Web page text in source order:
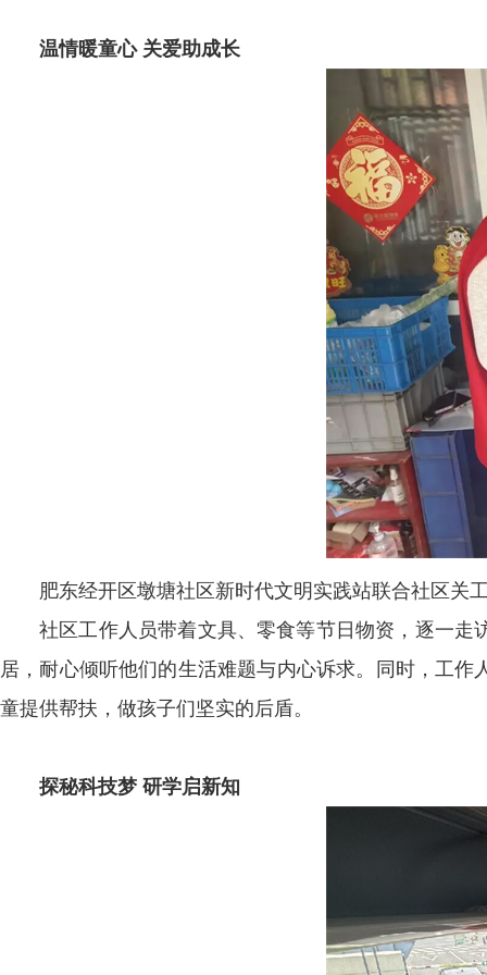
温情暖童心 关爱助成长
肥东经开区墩塘社区新时代文明实践站联合社区关
社区工作人员带着文具、零食等节日物资，逐一
居，耐心倾听他们的生活难题与内心诉求。同时，工
童提供帮扶，做孩子们坚实的后盾。
探秘科技梦 研学启新知